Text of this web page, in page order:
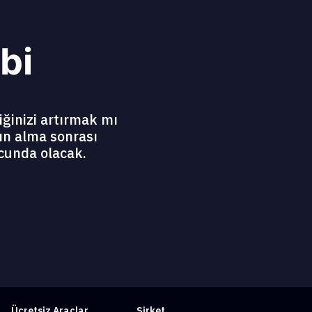
artırmak mı
alma sonrası
olacak.